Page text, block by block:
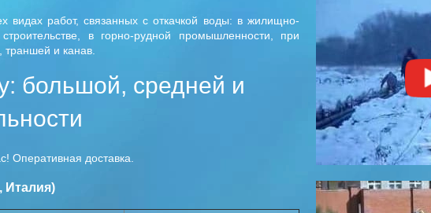
работ, связанных с откачкой воды: в жилищно-
в горно-рудной промышленности, при
траншей и канав.
большой, средней и
Оперативная доставка.
Италия)